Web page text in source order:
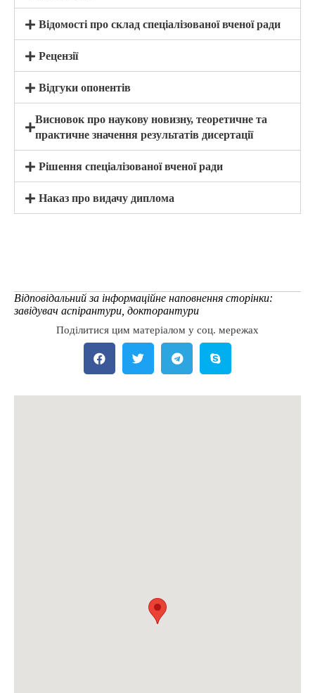
Відомості про склад спеціалізованої вченої ради
Рецензії
Відгуки опонентів
Висновок про наукову новизну, теоретичне та
практичне значення результатів дисертації
Рішення спеціалізованої вченої ради
Наказ про видачу диплома
Відповідальний за інформаційне наповнення сторінки:
завідувач аспірантури, докторантури
Поділитися цим матеріалом у соц. мережах